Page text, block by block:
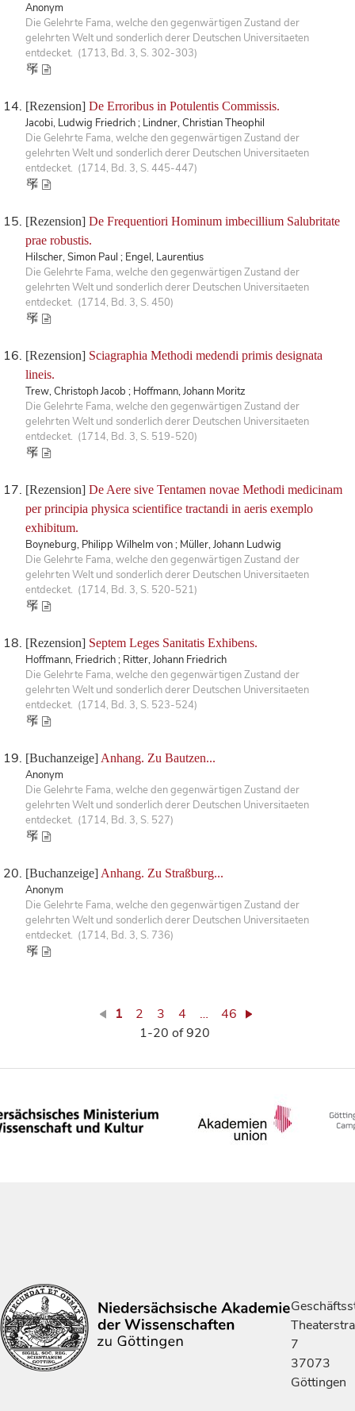
Anonym
Die Gelehrte Fama, welche den gegenwärtigen Zustand der
gelehrten Welt und sonderlich derer Deutschen Universitaeten
entdecket. (1713, Bd. 3, S. 302-303)
[Rezension] De Erroribus in Potulentis Commissis.
Jacobi, Ludwig Friedrich ; Lindner, Christian Theophil
Die Gelehrte Fama, welche den gegenwärtigen Zustand der
gelehrten Welt und sonderlich derer Deutschen Universitaeten
entdecket. (1714, Bd. 3, S. 445-447)
[Rezension] De Frequentiori Hominum imbecillium Salubritate
prae robustis.
Hilscher, Simon Paul ; Engel, Laurentius
Die Gelehrte Fama, welche den gegenwärtigen Zustand der
gelehrten Welt und sonderlich derer Deutschen Universitaeten
entdecket. (1714, Bd. 3, S. 450)
[Rezension] Sciagraphia Methodi medendi primis designata
lineis.
Trew, Christoph Jacob ; Hoffmann, Johann Moritz
Die Gelehrte Fama, welche den gegenwärtigen Zustand der
gelehrten Welt und sonderlich derer Deutschen Universitaeten
entdecket. (1714, Bd. 3, S. 519-520)
[Rezension] De Aere sive Tentamen novae Methodi medicinam
per principia physica scientifice tractandi in aeris exemplo
exhibitum.
Boyneburg, Philipp Wilhelm von ; Müller, Johann Ludwig
Die Gelehrte Fama, welche den gegenwärtigen Zustand der
gelehrten Welt und sonderlich derer Deutschen Universitaeten
entdecket. (1714, Bd. 3, S. 520-521)
[Rezension] Septem Leges Sanitatis Exhibens.
Hoffmann, Friedrich ; Ritter, Johann Friedrich
Die Gelehrte Fama, welche den gegenwärtigen Zustand der
gelehrten Welt und sonderlich derer Deutschen Universitaeten
entdecket. (1714, Bd. 3, S. 523-524)
[Buchanzeige] Anhang. Zu Bautzen...
Anonym
Die Gelehrte Fama, welche den gegenwärtigen Zustand der
gelehrten Welt und sonderlich derer Deutschen Universitaeten
entdecket. (1714, Bd. 3, S. 527)
[Buchanzeige] Anhang. Zu Straßburg...
Anonym
Die Gelehrte Fama, welche den gegenwärtigen Zustand der
gelehrten Welt und sonderlich derer Deutschen Universitaeten
entdecket. (1714, Bd. 3, S. 736)
1 2 3 4 …
46
1-20 of 920
7
37073
Göttingen